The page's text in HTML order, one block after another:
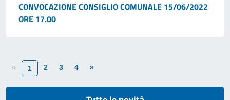
CONVOCAZIONE CONSIGLIO COMUNALE 15/06/2022
ORE 17.00
« 1 2 3 4 »